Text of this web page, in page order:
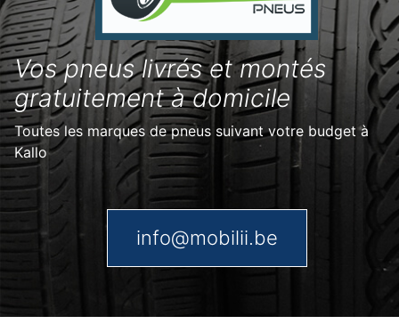
Vos pneus livrés et montés
gratuitement à domicile
Toutes les marques de pneus suivant votre budget à
Kallo
info@mobilii.be